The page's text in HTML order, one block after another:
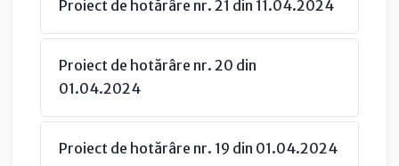
Proiect de hotărâre nr. 21 din 11.04.2024
Proiect de hotărâre nr. 20 din
01.04.2024
Proiect de hotărâre nr. 19 din 01.04.2024